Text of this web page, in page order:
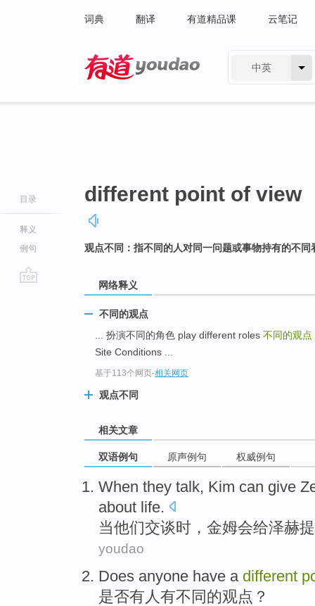
词典 翻译 有道精品课 云笔记
中英
目录
释义
例句
different point of view
观点不同：指不同的人对同一问题或事物持有的不同
网络释义
不同的观点
... 扮演不同的角色 play different roles 不同的观点
Site Conditions ...
基于113个网页-相关网页
观点不同
相关文章
双语例句 原声例句 权威例句
When they talk, Kim can give
about life.
当他们交谈时，金姆会给泽赫
youdao
Does anyone have a different
是否有人 有不同 的观点 ？